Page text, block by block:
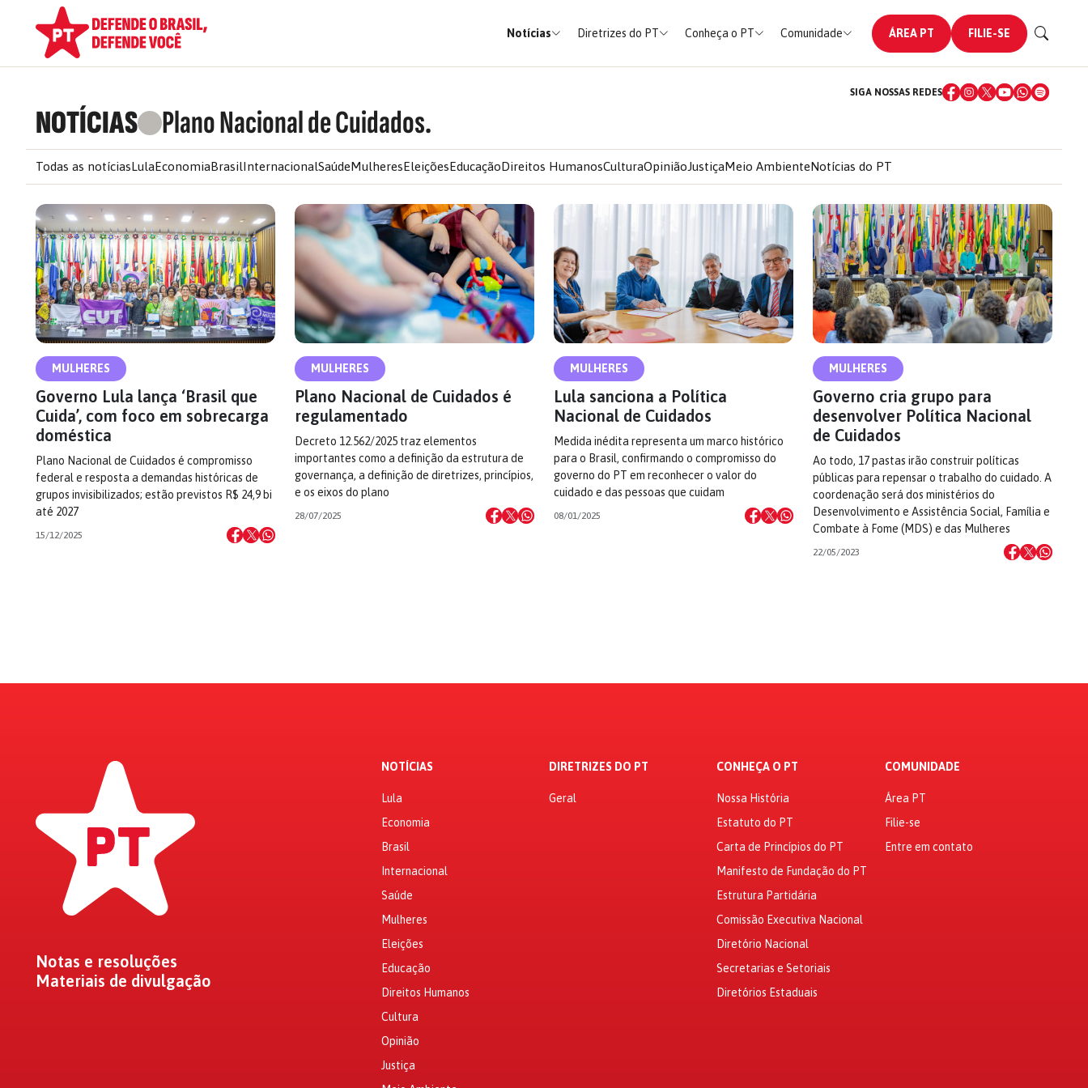
Notícias Diretrizes do PT Conheça o PT Comunidade ÁREA PT FILIE-SE
NOTÍCIAS Plano Nacional de Cuidados.
SIGA NOSSAS REDES
Todas as notíciasLulaEconomiaBrasilInternacionalSaúdeMulheresEleiçõesEducaçãoDireitos HumanosCulturaOpiniãoJustiçaMeio AmbienteNotícias do PT
MULHERES
Governo Lula lança ‘Brasil que
Cuida’, com foco em sobrecarga
doméstica
Plano Nacional de Cuidados é compromisso
federal e resposta a demandas históricas de
grupos invisibilizados; estão previstos R$ 24,9 bi
até 2027
15/12/2025
MULHERES
Plano Nacional de Cuidados é
regulamentado
Decreto 12.562/2025 traz elementos
importantes como a definição da estrutura de
governança, a definição de diretrizes, princípios,
e os eixos do plano
28/07/2025
MULHERES
Lula sanciona a Política
Nacional de Cuidados
Medida inédita representa um marco histórico
para o Brasil, confirmando o compromisso do
governo do PT em reconhecer o valor do
cuidado e das pessoas que cuidam
08/01/2025
MULHERES
Governo cria grupo para
desenvolver Política Nacional
de Cuidados
Ao todo, 17 pastas irão construir políticas
públicas para repensar o trabalho do cuidado. A
coordenação será dos ministérios do
Desenvolvimento e Assistência Social, Família e
Combate à Fome (MDS) e das Mulheres
22/05/2023
Notas e resoluções
Materiais de divulgação
NOTÍCIAS
Lula
Economia
Brasil
Internacional
Saúde
Mulheres
Eleições
Educação
Direitos Humanos
Cultura
Opinião
Justiça
DIRETRIZES DO PT
Geral
CONHEÇA O PT
Nossa História
Estatuto do PT
Carta de Princípios do PT
Manifesto de Fundação do PT
Estrutura Partidária
Comissão Executiva Nacional
Diretório Nacional
Secretarias e Setoriais
Diretórios Estaduais
COMUNIDADE
Área PT
Filie-se
Entre em contato